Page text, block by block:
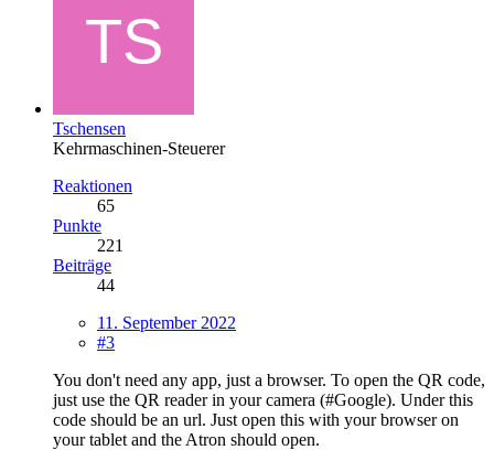
Tschensen
Kehrmaschinen-Steuerer
Reaktionen
65
Punkte
221
Beiträge
44
11. September 2022
#3
You don't need any app, just a browser. To open the QR code,
just use the QR reader in your camera (#Google). Under this
code should be an url. Just open this with your browser on
your tablet and the Atron should open.